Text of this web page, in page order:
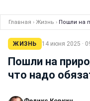
Главная › Жизнь › Пошли на
ЖИЗНЬ 14 июня 2025 ·
Пошли на
что надо